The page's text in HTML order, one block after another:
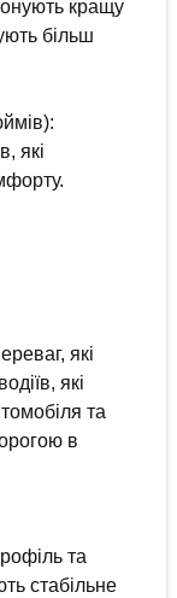
кращу
більш
які
які
які
та
в
та
стабільне